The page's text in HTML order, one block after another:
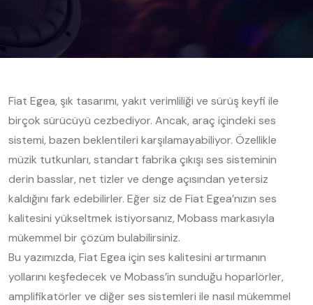
Fiat Egea, şık tasarımı, yakıt verimliliği ve sürüş keyfi ile
birçok sürücüyü cezbediyor. Ancak, araç içindeki ses
sistemi, bazen beklentileri karşılamayabiliyor. Özellikle
müzik tutkunları, standart fabrika çıkışı ses sisteminin
derin basslar, net tizler ve denge açısından yetersiz
kaldığını fark edebilirler. Eğer siz de Fiat Egea’nızın ses
kalitesini yükseltmek istiyorsanız, Mobass markasıyla
mükemmel bir çözüm bulabilirsiniz.
Bu yazımızda, Fiat Egea için ses kalitesini artırmanın
yollarını keşfedecek ve Mobass’in sunduğu hoparlörler,
amplifikatörler ve diğer ses sistemleri ile nasıl mükemmel